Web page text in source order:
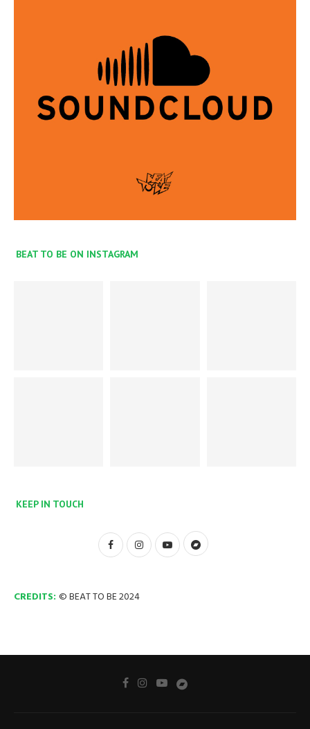
BEAT TO BE ON INSTAGRAM
KEEP IN TOUCH
CREDITS: © BEAT TO BE 2024